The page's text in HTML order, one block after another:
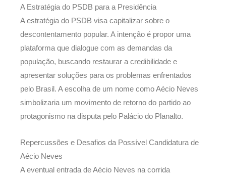
A Estratégia do PSDB para a Presidência
A estratégia do PSDB visa capitalizar sobre o
descontentamento popular. A intenção é propor uma
plataforma que dialogue com as demandas da
população, buscando restaurar a credibilidade e
apresentar soluções para os problemas enfrentados
pelo Brasil. A escolha de um nome como Aécio Neves
simbolizaria um movimento de retorno do partido ao
protagonismo na disputa pelo Palácio do Planalto.
Repercussões e Desafios da Possível Candidatura de
Aécio Neves
A eventual entrada de Aécio Neves na corrida